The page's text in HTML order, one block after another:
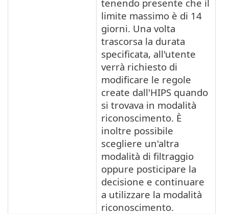
tenendo presente che il
limite massimo è di 14
giorni. Una volta
trascorsa la durata
specificata, all'utente
verrà richiesto di
modificare le regole
create dall'HIPS quando
si trovava in modalità
riconoscimento. È
inoltre possibile
scegliere un'altra
modalità di filtraggio
oppure posticipare la
decisione e continuare
a utilizzare la modalità
riconoscimento.